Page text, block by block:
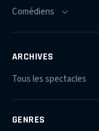
ARCHIVES
Tous les spectacles
GENRES